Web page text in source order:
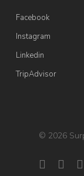
Facebook
Instagram
Linkedin
TripAdvisor
© 2026
facebooklinkedin